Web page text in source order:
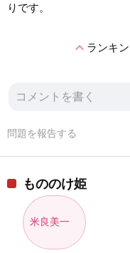
りです。
expand_lessランキ
問題を報告する
もののけ姫
米良美一